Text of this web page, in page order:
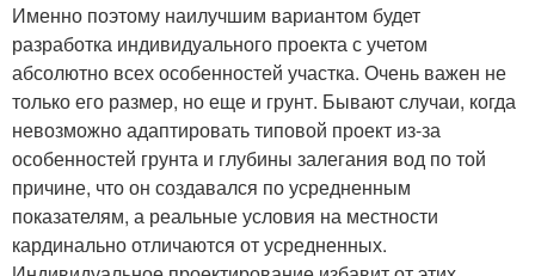
Именно поэтому наилучшим вариантом будет
разработка индивидуального проекта с учетом
абсолютно всех особенностей участка. Очень важен не
только его размер, но еще и грунт. Бывают случаи, когда
невозможно адаптировать типовой проект из-за
особенностей грунта и глубины залегания вод по той
причине, что он создавался по усредненным
показателям, а реальные условия на местности
кардинально отличаются от усредненных.